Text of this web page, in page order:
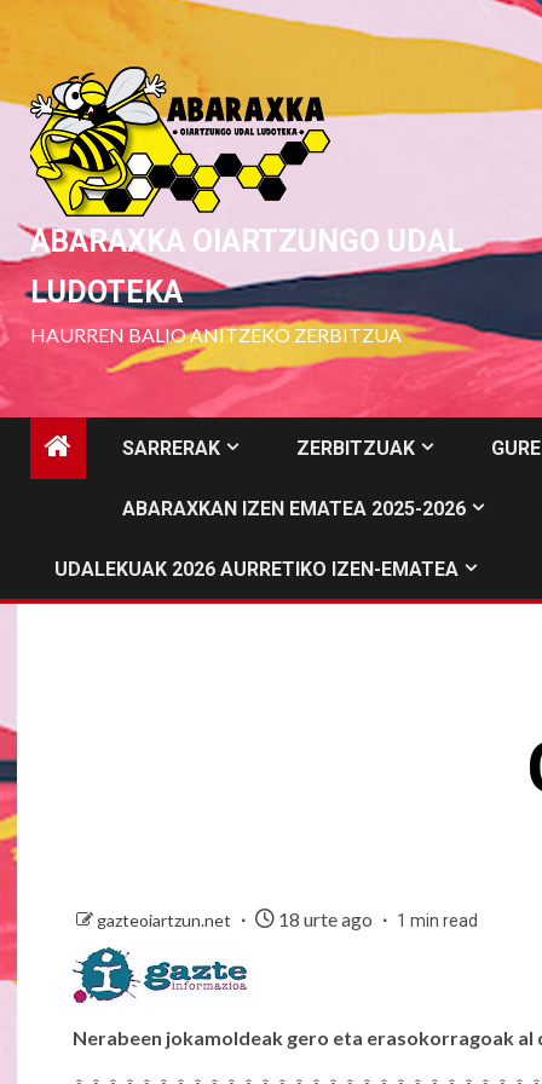
to
content
ABARAXKA OIARTZUNGO UDAL
LUDOTEKA
HAURREN BALIO ANITZEKO ZERBITZUA
SARRERAK ZERBITZUAK
ABARAXKAN IZEN EMATEA 2025-2026
UDALEKUAK 2026 AURRETIKO IZEN-EMATEA
gazteoiartzun.net 18 urte ago 1 min read
Nerabeen jokamoldeak gero eta erasokorragoak al